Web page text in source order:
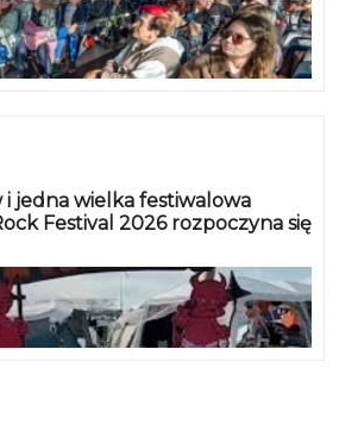
i jedna wielka festiwalowa
Festival 2026 rozpoczyna się